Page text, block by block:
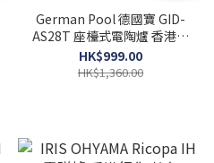
German Pool 德國寶 GID-
AS28T 座檯式電陶爐 香港行
貨
HK$999.00
HK$1,360.00